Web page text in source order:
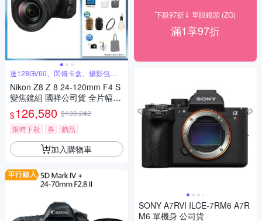
送128GV60、閃傳卡盒、攝影包等
好禮
Nikon Z8 Z 8 24-120mm F4 S
變焦鏡組 國祥公司貨 全片幅無
反光鏡相機
$126,580 $133,242
限時下殺
券 贈品
加入購物車
下殺97折⇓ 單眼鏡頭 (ZG)
滿1享97折
SONY A7RVI ILCE-7RM6 A7R
M6 單機身 公司貨